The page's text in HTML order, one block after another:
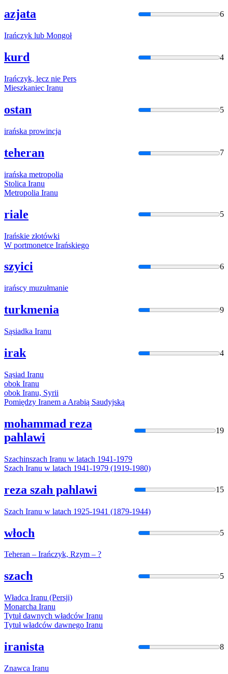
azjata 6
Irańczyk lub Mongoł
kurd 4
Irańczyk, lecz nie Pers
Mieszkaniec Iranu
ostan 5
irańska prowincja
teheran 7
irańska metropolia
Stolica Iranu
Metropolia Iranu
riale 5
Irańskie złotówki
W portmonetce Irańskiego
szyici 6
irańscy muzułmanie
turkmenia 9
Sąsiadka Iranu
irak 4
Sąsiad Iranu
obok Iranu
obok Iranu, Syrii
Pomiędzy Iranem a Arabią Saudyjską
mohammad reza
pahlawi
19
Szachinszach Iranu w latach 1941-1979
Szach Iranu w latach 1941-1979 (1919-1980)
reza szah pahlawi 15
Szach Iranu w latach 1925-1941 (1879-1944)
włoch 5
Teheran – Irańczyk, Rzym – ?
szach 5
Władca Iranu (Persji)
Monarcha Iranu
Tytuł dawnych władców Iranu
Tytuł władców dawnego Iranu
iranista 8
Znawca Iranu